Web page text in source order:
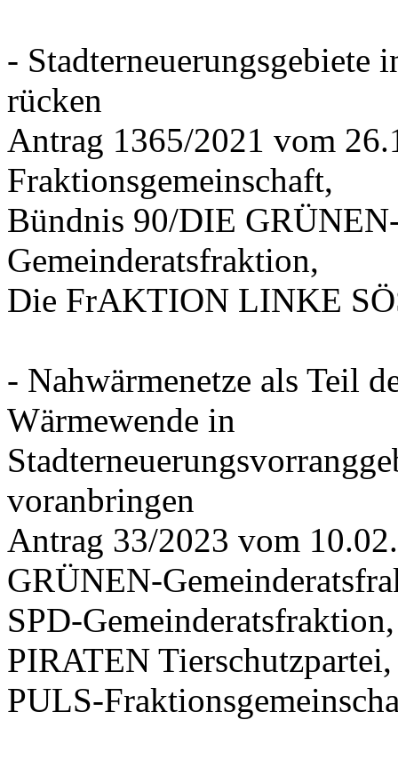
- Stadterneuerungsgebiete
rücken
Antrag 1365/2021 vom
Fraktionsgemeinschaft,
Bündnis 90/DIE
Gemeinderatsfraktion,
Die FrAKTION LINKE
- Nahwärmenetze als Teil
Wärmewende in
voranbringen
Antrag 33/2023 vom
GRÜNEN-
SPD-
PIRATEN Tierschutzpartei,
PULS-